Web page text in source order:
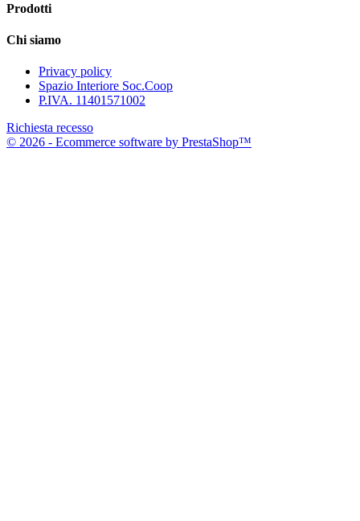
Prodotti
Chi siamo
Privacy policy
Spazio Interiore Soc.Coop
P.IVA. 11401571002
Richiesta recesso
© 2026 - Ecommerce software by PrestaShop™